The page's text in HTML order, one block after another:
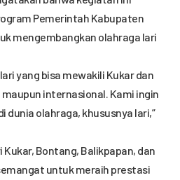
Pemerintah Kabupaten
mengembangkan olahraga lari
yang bisa mewakili Kukar dan
internasional. Kami ingin
dunia olahraga, khususnya lari,”
Kukar, Bontang, Balikpapan, dan
untuk meraih prestasi